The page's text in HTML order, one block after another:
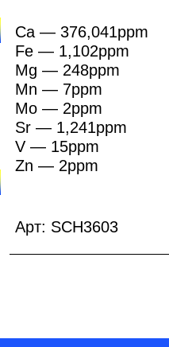
Ca — 376,041ppm
Fe — 1,102ppm
Mg — 248ppm
Mn — 7ppm
Mo — 2ppm
Sr — 1,241ppm
V — 15ppm
Zn — 2ppm
Арт: SCH3603